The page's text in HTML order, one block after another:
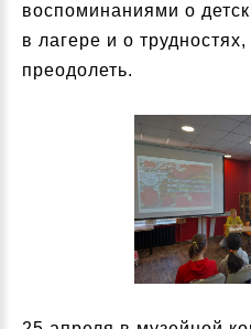
воспоминаниями о
в лагере и о
преодолеть.